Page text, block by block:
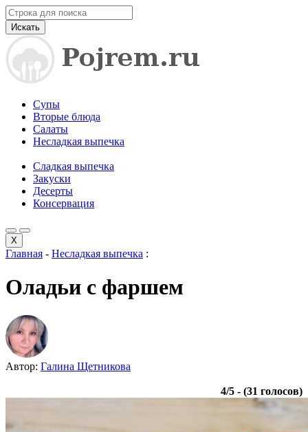
Искать
Супы
Вторые блюда
Салаты
Несладкая выпечка
Сладкая выпечка
Закуски
Десерты
Консервация
X
Главная - Несладкая выпечка :
Оладьи с фаршем
Автор: Галина Щетникова
4/5 - (31 голосов)